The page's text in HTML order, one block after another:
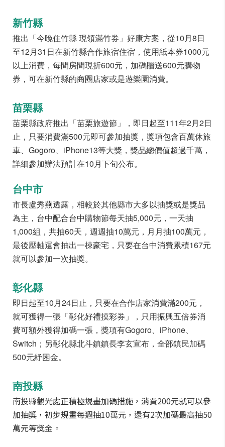
新竹縣
推出「今晚住竹縣 現領滿竹券」好康方案，從10月8日
至12月31日在新竹縣合作旅宿住宿，使用紙本券1000元
以上消費，每間房間現折600元，加碼贈送600元購物
券，可在新竹縣的商圈店家或是遊樂園消費。
苗栗縣
苗栗縣政府推出「苗栗旅遊節」，即日起至111年2月2日
止，只要消費滿500元即可參加抽獎，獎項包含百萬休旅
車、Gogoro、iPhone13等大獎，獎品總價值超過千萬，
詳細參加辦法預計在10月下旬公布。
台中市
市長盧秀燕透露，相較於其他縣市大多以抽獎或是獎品
為主，台中配合台中購物節每天抽5,000元，一天抽
1,000組，共抽60天，週週抽10萬元，月月抽100萬元，
最後壓軸還會抽出一棟豪宅，只要在台中消費累積167元
就可以參加一次抽獎。
彰化縣
即日起至10月24日止，只要在合作店家消費滿200元，
就可獲得一張「彰化好禮摸彩券」，只用振興五倍券消
費可額外獲得加碼一張，獎項有Gogoro、iPhone、
Switch；另彰化縣北斗鎮鎮長李玄宣布，全部鎮民加碼
500元紓困金。
南投縣
南投縣觀光處正積極規畫加碼措施，消費200元就可以參
加抽獎，初步規畫每週抽10萬元，還有2次加碼最高抽50
萬元等獎金。